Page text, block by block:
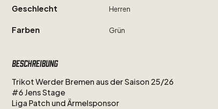
Geschlecht Herren
Farben Grün
Beschreibung
TrikotWerderBremen ausderSaison 25​/​26
#6JensStage
Liga Patch undÄrmelsponsor